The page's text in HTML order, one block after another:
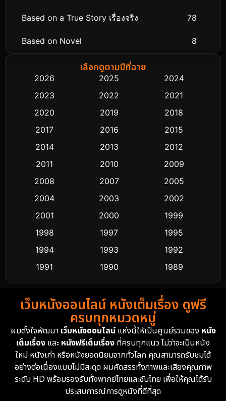
Based on a True Story เรื่องจริง 78
Based on Novel 8
Biography ชีวิตจริง
Classic หนังคลาสสิก
Comedy ตลก 428
Crime อาชญากรรม 503
Cult Film
Dance เต้น
Detective สืบสวน
Detective สืบสวน
Disney+ 4
Documentary สารคดี 93
Drama ดราม่า
เลือกดูตามปีที่ฉาย
2026 2025
2024
2023
2022
2021
2020
2019
2018
2017
2016
2015
2014
2013
2012
2011
2010
2009
2008
2007
2005
2004
2003
2002
2001
2000
1999
1998
1997
1995
1994
1993
1992
1991
1990
1989
1988
1986
1985
1983
1982
1981
1974
1962
เว็บหนังออนไลน์ หนังเต็มเรื่อง ดูฟรี
ครบทุกหมวดหมู่
ผมตั้งใจพัฒนา เว็บหนังออนไลน์แห่งนี้ให้เป็นศูนย์รวมของ หนัง
เต็มเรื่อง และหนังฟรีเต็มเรื่อง ที่ครบทุกแนว ไม่ว่าจะเป็นหนัง
ใหม่ หนังเก่า หรือหนังยอดนิยมจากทั่วโลก คุณสามารถรับชมได้
อย่างต่อเนื่องแบบไม่มีสะดุด ผมคัดสรรทั้งภาพและเสียงคุณภาพ
ระดับ HD พร้อมรองรับทั้งพากย์ไทยและซับไทย เพื่อให้คุณได้รับ
ประสบการณ์การดูหนังที่ดีที่สุด